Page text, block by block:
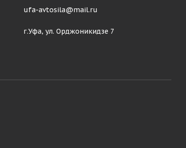
ufa-avtosila@mail.ru
г.Уфа, ул. Орджоникидзе 7